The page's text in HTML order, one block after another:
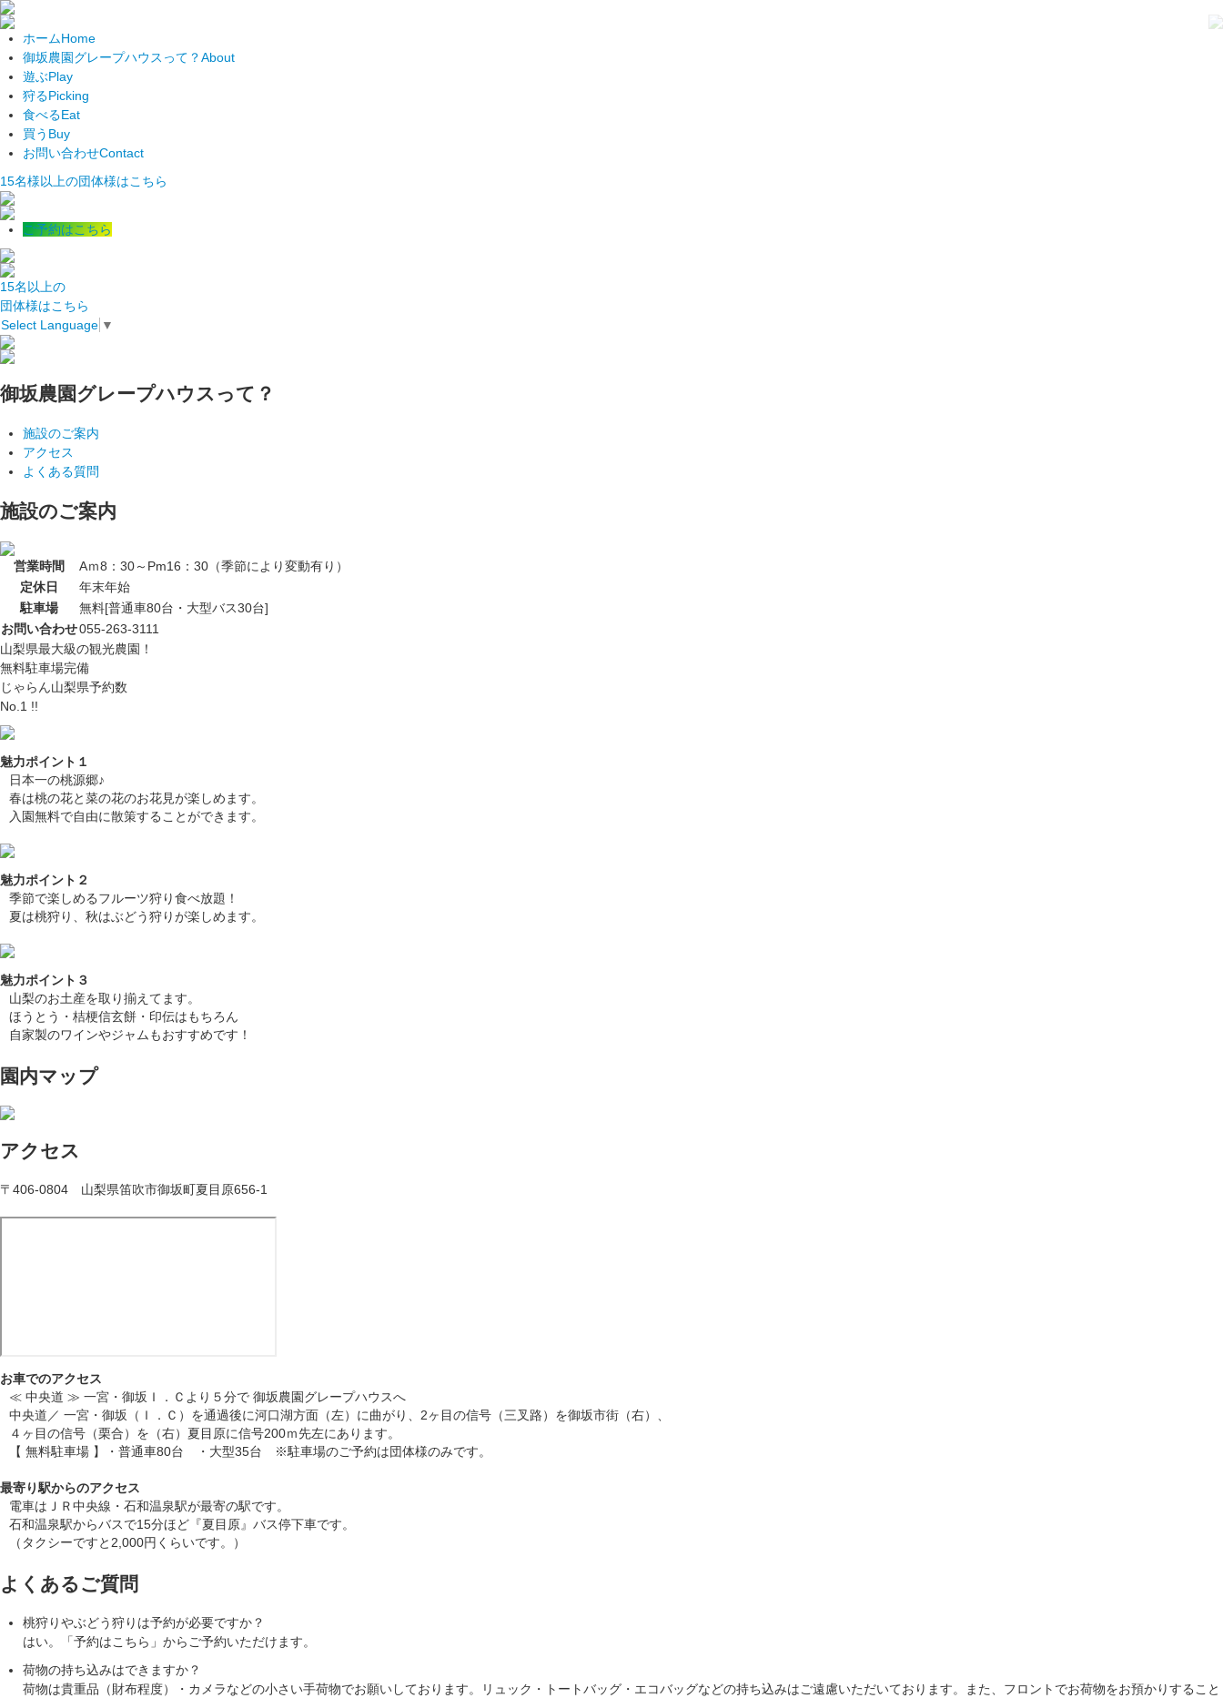
ホームHome
御坂農園グレープハウスって？About
遊ぶPlay
狩るPicking
食べるEat
買う Buy
お問い合わせContact
15名様以上の団体様はこちら
ご予約はこちら
15名以上の
団体様はこちら
Select Language ▼
御坂農園グレープハウスって？
施設のご案内
アクセス
よくある質問
施設のご案内
営業時間
Aｍ8：30～Pm16：30（季節により変動有り）
定休日
年末年始
駐車場
無料[普通車80台・大型バス30台]
お問い合わせ055-263-3111
山梨県最大級の観光農園！
無料駐車場完備
じゃらん山梨県予約数
No.1 !!
魅力ポイント１
日本一の桃源郷♪
春は桃の花と菜の花のお花見が楽しめます。
入園無料で自由に散策することができます。
魅力ポイント２
季節で楽しめるフルーツ狩り食べ放題！
夏は桃狩り、秋はぶどう狩りが楽しめます。
魅力ポイント３
山梨のお土産を取り揃えてます。
ほうとう・桔梗信玄餅・印伝はもちろん
自家製のワインやジャムもおすすめです！
園内マップ
アクセス
〒406-0804 山梨県笛吹市御坂町夏目原656-1
お車でのアクセス
≪ 中央道 ≫ 一宮・御坂Ｉ．Ｃより５分で 御坂農園グレープハウスへ
中央道／ 一宮・御坂（Ｉ．Ｃ）を通過後に河口湖方面（左）に曲がり、2ヶ目の信号（三叉路）を御坂市街（右）、
４ヶ目の信号（栗合）を（右）夏目原に信号200ｍ先左にあります。
【 無料駐車場 】・普通車80台 ・大型35台 ※駐車場のご予約は団体様のみです。
最寄り駅からのアクセス
電車はＪＲ中央線・石和温泉駅が最寄の駅です。
石和温泉駅からバスで15分ほど『夏目原』バス停下車です。
（タクシーですと2,000円くらいです。）
よくあるご質問
桃狩りやぶどう狩りは予約が必要ですか？
はい。「予約はこちら」からご予約いただけます。
荷物の持ち込みはできますか？
荷物は貴重品（財布程度）・カメラなどの小さい手荷物でお願いしております。リュック・トートバッグ・エコバッグなどの持ち込みはご遠慮いただいております。また、フロントでお荷物をお預かりすること